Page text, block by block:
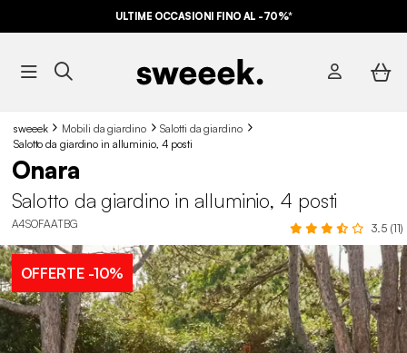
ULTIME OCCASIONI FINO AL -70%*
sweeek Mobili da giardino
Salotti da giardino
Salotto da giardino in alluminio, 4 posti
Onara
Salotto da giardino in alluminio, 4 posti
A4SOFAATBG 3.5 (11)
OFFERTE-10%